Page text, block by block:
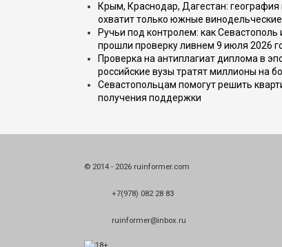
Крым, Краснодар, Дагестан:
охватит только южные
Ручьи под контролем: как
прошли проверку ливнем 9 июля 2026
Проверка на антиплагиат диплома в
российские вузы тратят миллионы на
Севастопольцам помогут решить
получения поддержки
© 2014 - 2026 ruinformer.com
+7(978) 082 28 83
ruinformer@inbox.ru